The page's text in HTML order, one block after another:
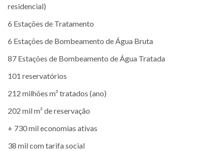
residencial)
6 Estações de Tratamento
6 Estações de Bombeamento de Água Bruta
87 Estações de Bombeamento de Água Tratada
101 reservatórios
212 milhões m³ tratados (ano)
202 mil m³ de reservação
+ 730 mil economias ativas
38 mil com tarifa social